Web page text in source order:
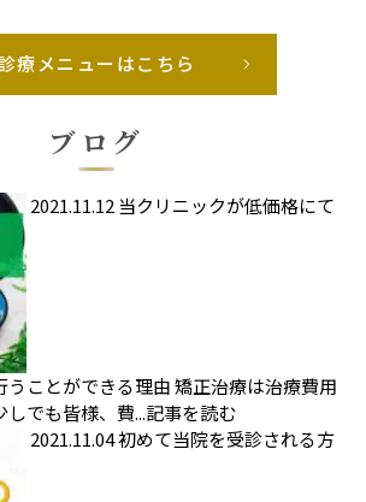
療メニューはこちら
ブログ
2021.11.12 当クリニックが低価格にて
うことができる理由矯正治療は治療費用
でも皆様、費...記事を読む
2021.11.04初めて当院を受診される方